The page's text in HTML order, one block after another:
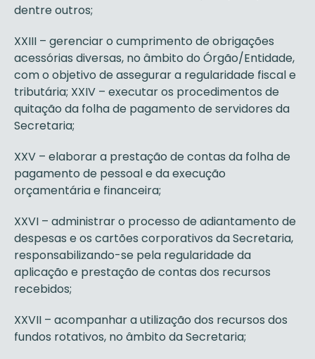
dentre outros;
XXIII – gerenciar o cumprimento de obrigações
acessórias diversas, no âmbito do Órgão/Entidade,
com o objetivo de assegurar a regularidade fiscal e
tributária; XXIV – executar os procedimentos de
quitação da folha de pagamento de servidores da
Secretaria;
XXV – elaborar a prestação de contas da folha de
pagamento de pessoal e da execução
orçamentária e financeira;
XXVI – administrar o processo de adiantamento de
despesas e os cartões corporativos da Secretaria,
responsabilizando-se pela regularidade da
aplicação e prestação de contas dos recursos
recebidos;
XXVII – acompanhar a utilização dos recursos dos
fundos rotativos, no âmbito da Secretaria;